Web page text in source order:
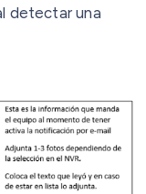
detectar una